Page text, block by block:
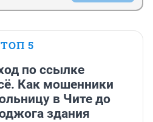
ТОП 5
по ссылке
Как мошенники
в Чите до
здания